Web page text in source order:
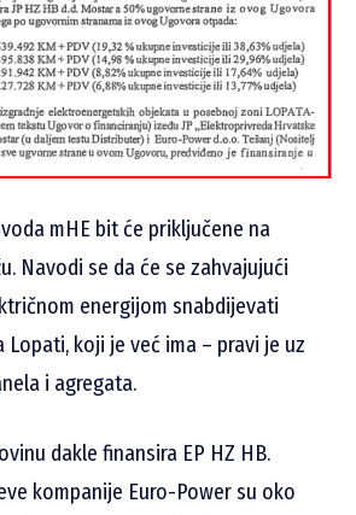
mHE bit će priključene na
Navodi se da će se zahvajujući
energijom snabdijevati
Lopati, koji je već ima – pravi je uz
i agregata.
dakle finansira EP HZ HB.
kompanije Euro-Power su oko